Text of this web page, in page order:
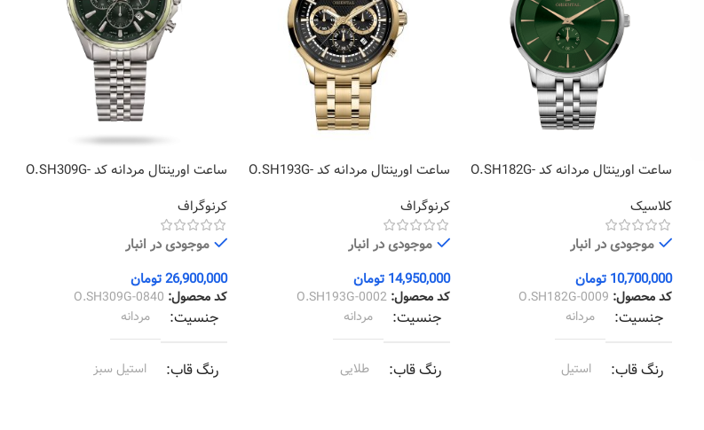
ساعت اورینتال مردانه کد O.SH182G-
کلاسیک
موجودی در انبار
10,700,000 تومان
کد محصول: O.SH182G-0009
جنسیت مردانه
رنگ قاب استيل
ساعت اورینتال مردانه کد O.SH193G-
کرنوگراف
موجودی در انبار
14,950,000 تومان
کد محصول:O.SH193G-0002
جنسیت مردانه
رنگ قاب طلایی
ساعت اورینتال مردانه کد O.SH309G-
کرنوگراف
موجودی در انبار
26,900,000تومان
کد محصول: O.SH309G-0840
جنسیت مردانه
رنگ قاب استیل سبز